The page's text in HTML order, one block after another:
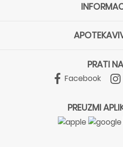
PRATI
Facebook
PREUZMI